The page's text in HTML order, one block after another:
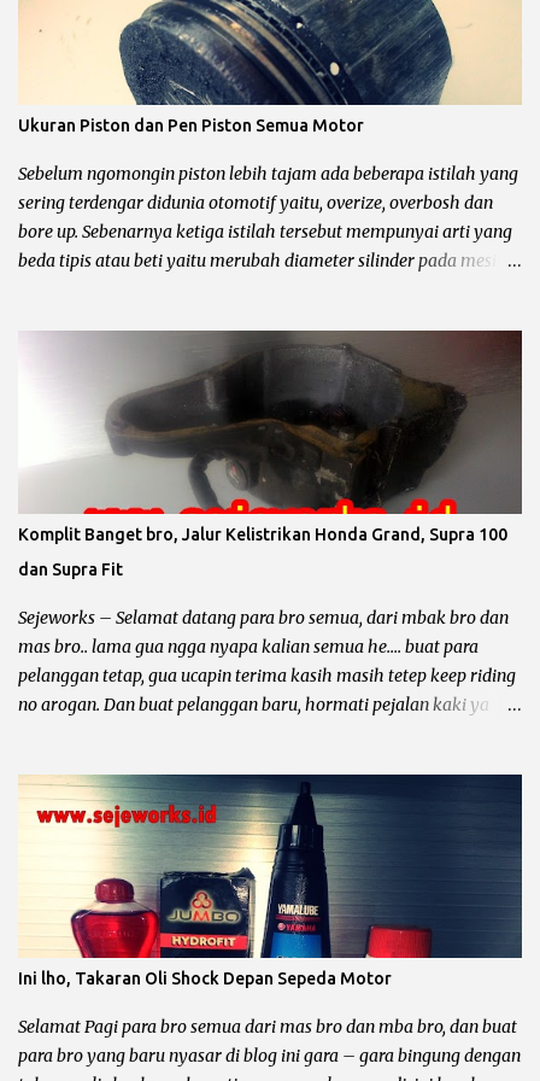
Ukuran Piston dan Pen Piston Semua Motor
Sebelum ngomongin piston lebih tajam ada beberapa istilah yang
sering terdengar didunia otomotif yaitu, overize, overbosh dan
bore up. Sebenarnya ketiga istilah tersebut mempunyai arti yang
beda tipis atau beti yaitu merubah diameter silinder pada mesin
diameter silinder dengan cara di korter dan mengganti piston
dengan ukuran yang lebih besar sesuai dengan standar pabrik.
pabrikan sepeda motor biasanya menyediakan 4 piston oversize
dari piston standar yaitu OS 25, OS 50, OS 75, OS 100, untuk lebih
jelas simak contoh dibawah ini. Contoh Yamaha Crypton ukuran
piton standar 49 mm berarti : Overize 25 piston standar diameter
ditambah 0.25 mm maka diameter piston menjadi 49,25 mm.
Overize 50 piston standar diameter ditambah 0.50 mm maka
diameter piston menjadi 49,50 mm. Overize 75 piston standar
diameter ditambah 0.75 mm maka diameter piston menjadi 49,75
...
Komplit Banget bro, Jalur Kelistrikan Honda Grand, Supra 100
dan Supra Fit
Sejeworks – Selamat datang para bro semua, dari mbak bro dan
mas bro.. lama gua ngga nyapa kalian semua he.... buat para
pelanggan tetap, gua ucapin terima kasih masih tetep keep riding
no arogan. Dan buat pelanggan baru, hormati pejalan kaki ya
Prima, Legenda, Supra Fit dan Revo 100. Et... dah... mantep bingit
kan bro di borong semua he.... he... Sebelum kita ngomong lebih
dalam tentang kelistrikan motor – motor tersebut, gua mau
minta tolong. Dari pada nyebar berita hoak yang ngga ada
habisnya dan tidak bermanfaat bagi diri sendiri dan orang lain,
mending sebar artikel – artikel dari blog yang keren ini he..... he....
Motor Grand dan temen – temennya memang sangatlah bandel
untuk dipakai sehari – hari, mau buat bawa galon, dagang
somay atau untuk ngojek dan sampai buat jalan – jalan sore he....
he... Lho kok gitu ? Emang iya bro, karena sa...
Ini lho, Takaran Oli Shock Depan Sepeda Motor
Selamat Pagi para bro semua dari mas bro dan mba bro, dan buat
para bro yang baru nyasar di blog ini gara – gara bingung dengan